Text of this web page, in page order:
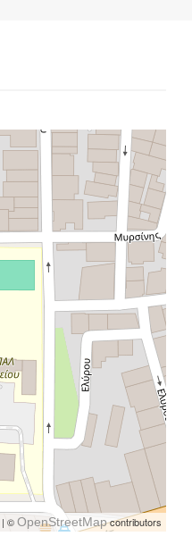
| ©OpenStreetMapcontributors